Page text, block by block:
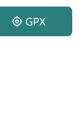
my_location GPX